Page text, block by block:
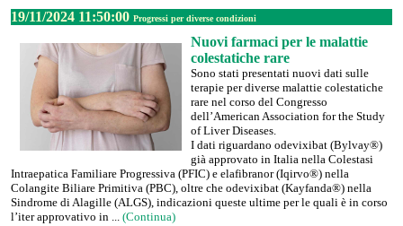
19/11/2024 11:50:00 Progressi per diverse condizioni
Nuovi farmaci per le malattie
colestatiche rare
Sono stati presentati nuovi dati sulle
terapie per diverse malattie colestatiche
rare nel corso del Congresso
dell’American Association for the Study
of Liver Diseases.
I dati riguardano odevixibat (Bylvay®)
già approvato in Italia nella Colestasi
Intraepatica Familiare Progressiva (PFIC) e elafibranor (Iqirvo®) nella
Colangite Biliare Primitiva (PBC), oltre che odevixibat (Kayfanda®) nella
Sindrome di Alagille (ALGS), indicazioni queste ultime per le quali è in corso
l’iter approvativo in ... (Continua)